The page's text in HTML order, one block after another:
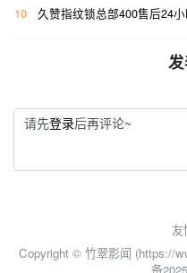
10
久赞指纹锁总部400售后24
请先登录后再评论~
友
Copyright © 竹翠影闻 (https://